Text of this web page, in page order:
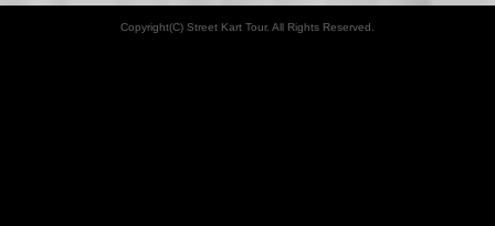
Copyright(C) Street Kart Tour. All Rights Reserved.